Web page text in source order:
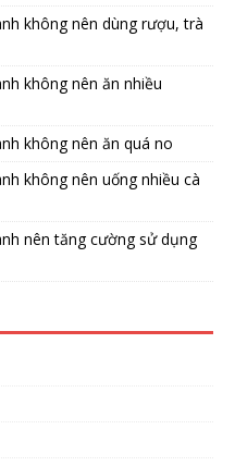
không nên dùng rượu, trà
không nên ăn nhiều
không nên ăn quá no
không nên uống nhiều cà
nên tăng cường sử dụng